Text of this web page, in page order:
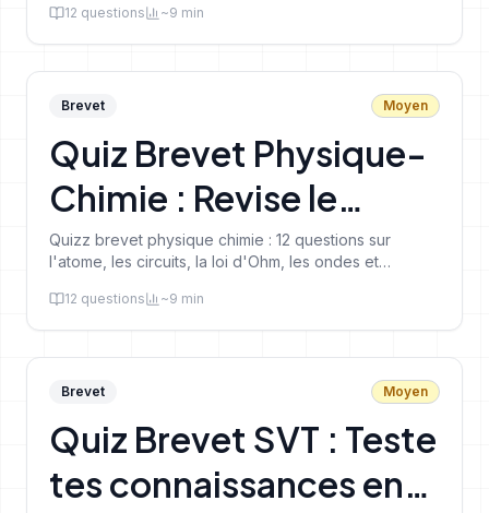
12 questions ~9 min
Brevet Moyen
Quiz Brevet Physique-
Chimie : Revise le
programme de 3eme
Quizz brevet physique chimie : 12 questions sur
l'atome, les circuits, la loi d'Ohm, les ondes et
12 questions ~9 min
Brevet Moyen
Quiz Brevet SVT : Teste
tes connaissances en